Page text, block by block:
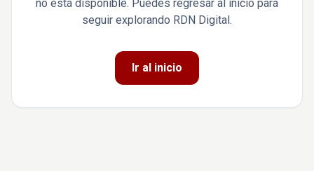
no está disponible. Puedes regresar al inicio para
seguir explorando RDN Digital.
Ir al inicio